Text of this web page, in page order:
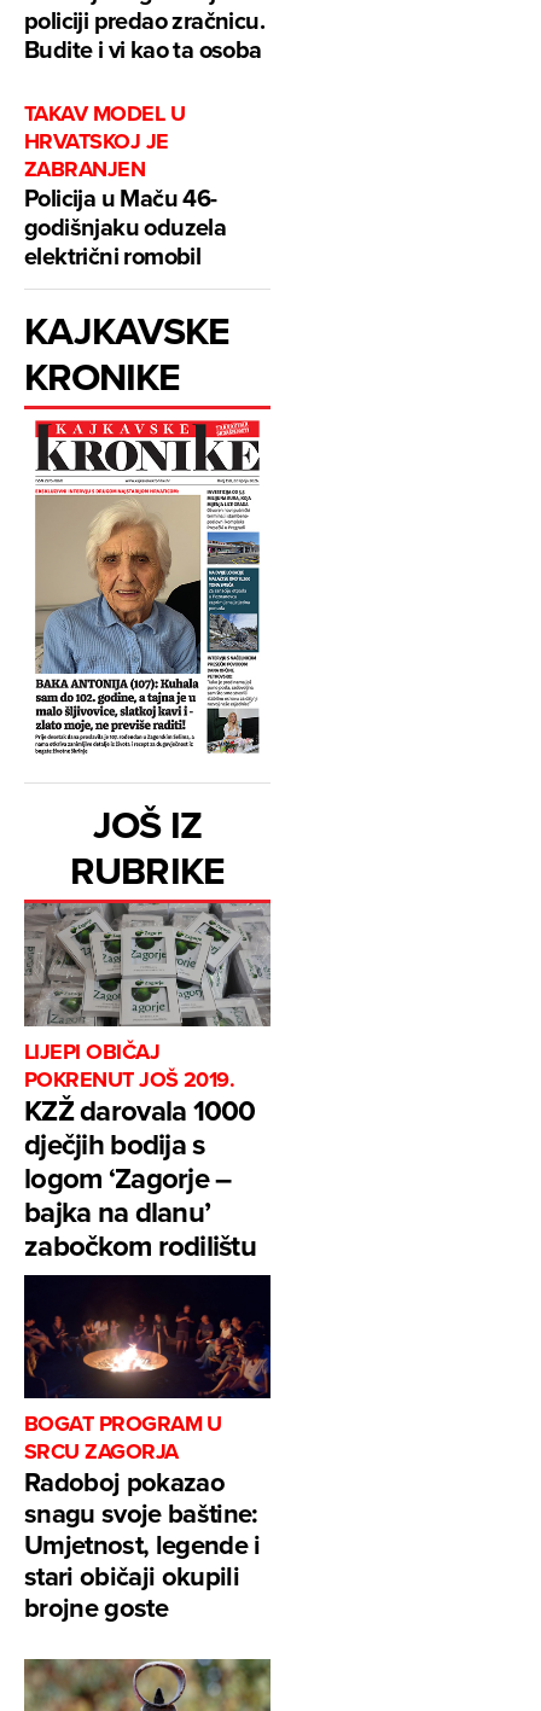
policiji predao zračnicu.
Budite i vi kao ta osoba
TAKAV MODEL U
HRVATSKOJ JE
ZABRANJEN
Policija u Maču 46-
godišnjaku oduzela
električni romobil
KAJKAVSKE
KRONIKE
JOŠ IZ
RUBRIKE
LIJEPI OBIČAJ
POKRENUT JOŠ 2019.
KZŽ darovala 1000
dječjih bodija s
logom ‘Zagorje –
bajka na dlanu’
zabočkom rodilištu
BOGAT PROGRAM U
SRCU ZAGORJA
Radoboj pokazao
snagu svoje baštine:
Umjetnost, legende i
stari običaji okupili
brojne goste